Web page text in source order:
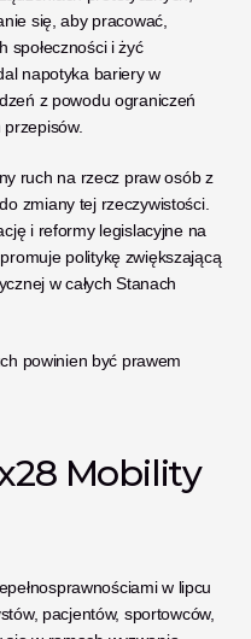
się, aby pracować,
społeczności i żyć
napotyka bariery w
z powodu ograniczeń
ruch na rzecz praw osób z
zmiany tej rzeczywistości.
i reformy legislacyjne na
politykę zwiększającą
w całych Stanach
powinien być prawem
Mobility
w lipcu
pacjentów, sportowców,